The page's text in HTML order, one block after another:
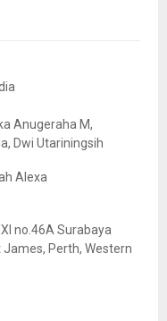
Anugeraha M,
Dwi Utariningsih
Alexa
no.46A Surabaya
James, Perth, Western